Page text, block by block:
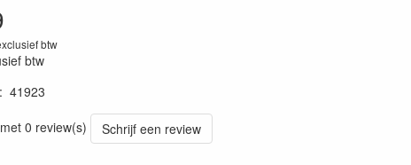
btw
btw
41923
0 review(s)
Schrijf een review